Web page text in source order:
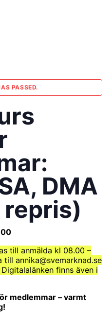
PASSED.
DMA
till anmälda kl 08.00 –
annika@svemarknad.se
finns även i
medlemmar – varmt